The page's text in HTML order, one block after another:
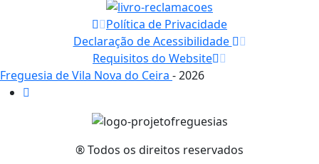
Política de Privacidade
Declaração de Acessibilidade
Requisitos do Website
Freguesia de Vila Nova do Ceira - 2026
® Todos os direitos reservados